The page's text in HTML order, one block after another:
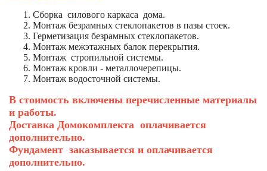
Сборка силового каркаса дома.
Монтаж безрамных стеклопакетов в пазы стоек.
Герметизация безрамных стеклопакетов.
Монтаж межэтажных балок перекрытия.
Монтаж стропильной системы.
Монтаж кровли - металлочерепицы.
Монтаж водосточной системы.
В стоимость включены перечисленные материалы
и работы.
Доставка Домокомплекта оплачивается
дополнительно.
Фундамент заказывается и оплачивается
дополнительно.